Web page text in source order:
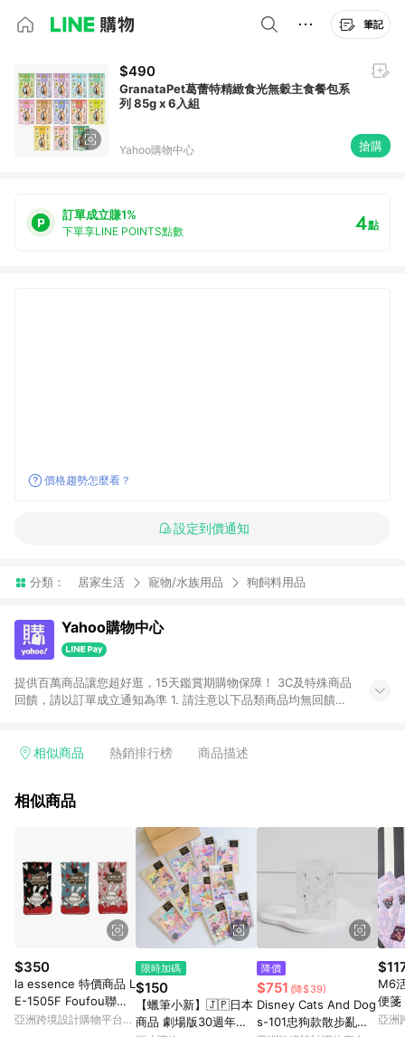
筆記
$490
GranataPet葛蕾特精緻食光無穀主食餐包系
列 85g x 6入組
Yahoo購物中心 搶購
訂單成立賺1%
下單享LINE POINTS點數 4點
價格趨勢怎麼看？
設定到價通知
分類： 居家生活 寵物/水族用品 狗飼料用品
Yahoo購物中心
提供百萬商品讓您超好逛，15天鑑賞期購物保障！ 3C及特殊商品
回饋，請以訂單成立通知為準 1. 請注意以下品類商品均無回饋：
電玩/遊戲/相機/單眼/鏡頭/拍立得 [2024/6/1起適用] -內接硬
的購回饋活動享Yahoo超贈點回饋者 - 購物中心商店之商品：商
3. 訂單回饋金額將扣除運費/購物金/超贈點/福利金/紅利折抵/折
價券等虛擬貨幣折抵 4. 大宗採購或批發轉賣不具回饋資格： 如
有相關事證認定您為大宗採購、批發轉賣而非最終消費使用者，
相關認定以Yahoo購物中心之認定為準
相似商品 熱銷排行榜 商品描述
相似商品
$350
la essence 特價商品 L
E-1505F Foufou聯名
授權 5-6 吋手機套
亞洲跨境設計購物平台
限時加碼
$150
【蠟筆小新】🇯🇵日本
商品 劇場版30週年限
降價
$751 (降$39)
Disney Cats And Dog
s-101忠狗款散步亂花
M6
便箋
亞洲